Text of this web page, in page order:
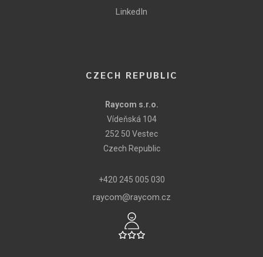
LinkedIn
CZECH REPUBLIC
Raycom s.r.o.
Vídeňská 104
252 50 Vestec
Czech Republic
+420 245 005 030
raycom@raycom.cz